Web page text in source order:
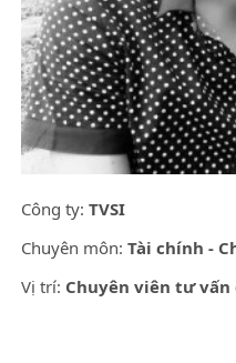
Công ty: TVSI
Chuyên môn: Tài chính -
Vị trí: Chuyên viên tư